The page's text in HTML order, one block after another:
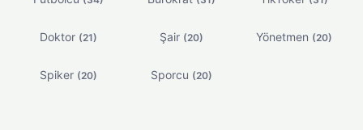
Doktor (21) Şair (20) Yönetmen (20)
Spiker (20) Sporcu (20)